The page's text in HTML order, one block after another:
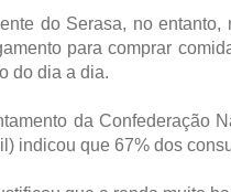
do Serasa, no
para comprar
do dia a dia.
da Confederação
indicou que 67% dos